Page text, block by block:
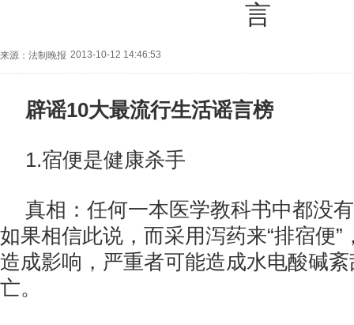
言
来源：法制晚报 2013-10-12 14:46:53
辟谣10大最流行生活谣言榜
1.宿便是健康杀手
真相：任何一本医学教科书中都没
如果相信此说，而采用泻药来“排宿便”
造成影响，严重者可能造成水电酸碱
亡。